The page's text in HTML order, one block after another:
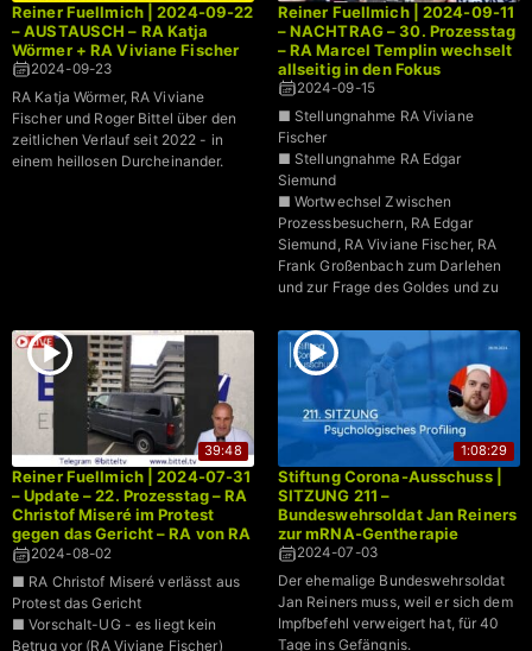
Reiner Fuellmich | 2024-09-22
– AUSTAUSCH – RA Katja
Wörmer + RA Viviane Fischer
2024-09-23
RA Katja Wörmer, RA Viviane
Fischer und Roger Bittel über den
zeitlichen Verlauf seit 2022 - in
einem heillosen Durcheinander.
Reiner Fuellmich | 2024-09-11
– NACHTRAG – 30. Prozesstag
– RA Marcel Templin wechselt
allseitig in den Fokus
2024-09-15
■ Stellungnahme RA Viviane
Fischer
■ Stellungnahme RA Edgar
Siemund
■ Wortwechsel Zwischen
Prozessbesuchern, RA Edgar
Siemund, RA Viviane Fischer, RA
Frank Großenbach zum Darlehen
und zur Frage des Goldes und zu
39:48
Reiner Fuellmich | 2024-07-31
– Update – 22. Prozesstag – RA
Christof Miseré im Protest
gegen das Gericht – RA von RA
Viviane Fischer wird nicht
gehört
2024-08-02
■ RA Christof Miseré verlässt aus
Protest das Gericht
■ Vorschalt-UG - es liegt kein
Betrug vor (RA Viviane Fischer)
1:08:29
Stiftung Corona-Ausschuss |
SITZUNG 211 –
Bundeswehrsoldat Jan Reiners
zur mRNA-Gentherapie
2024-07-03
Der ehemalige Bundeswehrsoldat
Jan Reiners muss, weil er sich dem
Impfbefehl verweigert hat, für 40
Tage ins Gefängnis.